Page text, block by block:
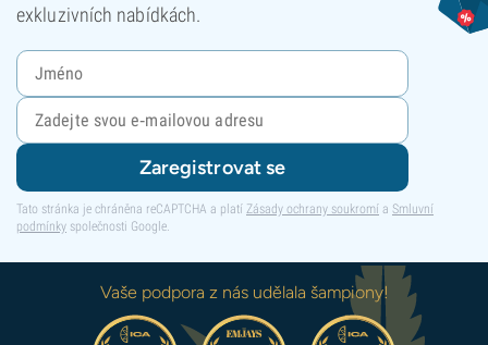
exkluzivních nabídkách.
Zaregistrovat se
Tato stránka je chráněna reCAPTCHA a platí Zásady ochrany soukromí a Smluvní
podmínky společnosti Google.
Vaše podpora z nás udělala šampiony!